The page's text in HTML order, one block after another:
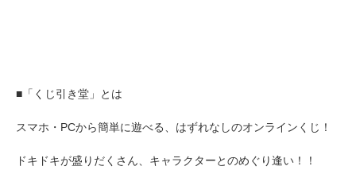
■「くじ引き堂」とは
スマホ・PCから簡単に遊べる、はずれなしのオンラインくじ！
ドキドキが盛りだくさん、キャラクターとのめぐり逢い！！